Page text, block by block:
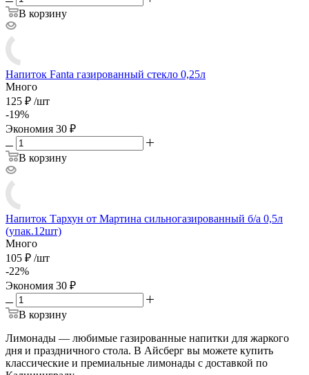
В корзину
Напиток Fanta газированный стекло 0,25л
Много
125 ₽ /шт
-19%
Экономия 30 ₽
В корзину
Напиток Тархун от Мартина сильногазированный б/а 0,5л
(упак.12шт)
Много
105 ₽ /шт
-22%
Экономия 30 ₽
В корзину
Лимонады — любимые газированные напитки для жаркого
дня и праздничного стола. В Айсберг вы можете купить
классические и премиальные лимонады с доставкой по